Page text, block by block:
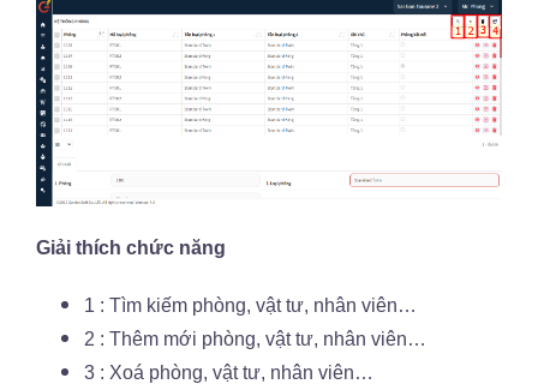
Giải thích chức năng
1 : Tìm kiếm phòng, vật tư, nhân viên…
2 : Thêm mới phòng, vật tư, nhân viên…
3 : Xoá phòng, vật tư, nhân viên…